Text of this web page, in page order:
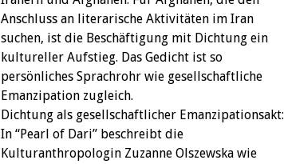
Anschluss an literarische Aktivitäten im Iran
suchen, ist die Beschäftigung mit Dichtung ein
kultureller Aufstieg. Das Gedicht ist so
persönliches Sprachrohr wie gesellschaftliche
Emanzipation zugleich.
Dichtung als gesellschaftlicher Emanzipationsakt:
In “Pearl of Dari” beschreibt die
Kulturanthropologin Zuzanne Olszewska wie